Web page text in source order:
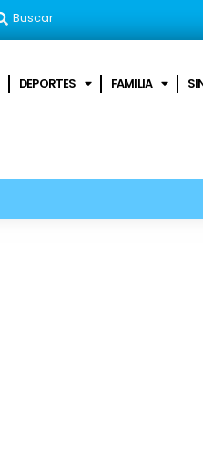
Buscar
DEPORTES FAMILIA